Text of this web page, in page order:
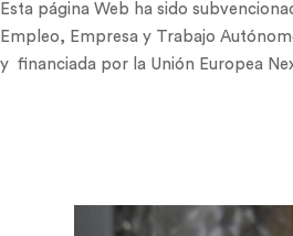
Esta página Web ha sido
Empleo, Empresa y Trabajo
y financiada por la Unión Europea